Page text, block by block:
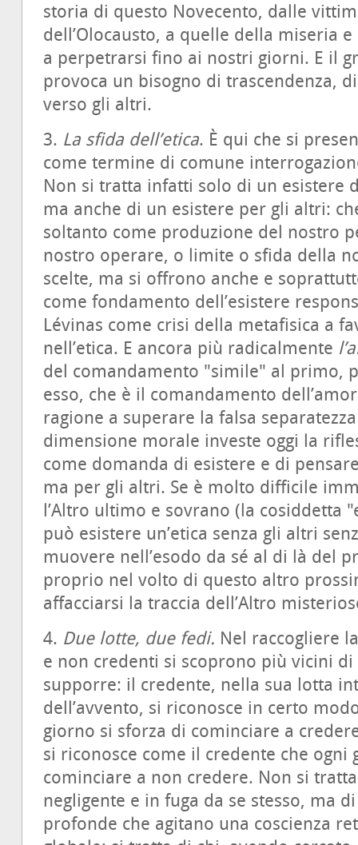
storia di questo Novecento, dalle
dell’Olocausto, a quelle della miseria
a perpetrarsi fino ai nostri giorni. E il
provoca un bisogno di trascendenza,
verso gli altri.
3. La sfida dell’etica. È qui che si
come termine di comune
Non si tratta infatti solo di un esistere
ma anche di un esistere per gli altri:
soltanto come produzione del nostro
nostro operare, o limite o sfida della
scelte, ma si offrono anche e
come fondamento dell’esistere
Lévinas come crisi della metafisica a
nell’etica. E ancora più radicalmente
del comandamento "simile" al primo,
esso, che è il comandamento
ragione a superare la falsa
dimensione morale investe oggi la
come domanda di esistere e di
ma per gli altri. Se è molto difficile
l’Altro ultimo e sovrano (la cosiddetta
può esistere un’etica senza gli altri
muovere nell’esodo da sé al di là del
proprio nel volto di questo altro
affacciarsi la traccia dell’Altro
4. Due lotte, due fedi. Nel raccogliere
e non credenti si scoprono più vicini
supporre: il credente, nella sua lotta
dell’avvento, si riconosce in certo
giorno si sforza di cominciare a
si riconosce come il credente che
cominciare a non credere. Non si
negligente e in fuga da se stesso, ma
profonde che agitano una coscienza